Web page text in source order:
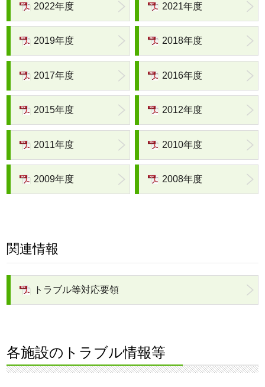
2022年度 2021年度
2019年度 2018年度
2017年度 2016年度
2015年度 2012年度
2011年度 2010年度
2009年度 2008年度
関連情報
トラブル等対応要領
各施設のトラブル情報等